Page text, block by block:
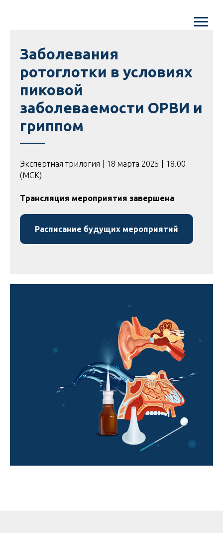
Заболевания
ротоглотки в условиях
пиковой
заболеваемости ОРВИ и
гриппом
Экспертная трилогия | 18 марта 2025 | 18.00
(МСК)
Трансляция мероприятия завершена
Расписание будущих мероприятий